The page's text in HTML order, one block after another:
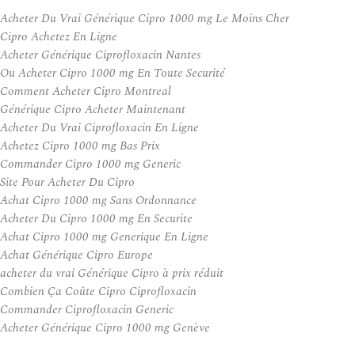
Acheter Du Vrai Générique Cipro 1000 mg Le Moins Cher
Cipro Achetez En Ligne
Acheter Générique Ciprofloxacin Nantes
Ou Acheter Cipro 1000 mg En Toute Securité
Comment Acheter Cipro Montreal
Générique Cipro Acheter Maintenant
Acheter Du Vrai Ciprofloxacin En Ligne
Achetez Cipro 1000 mg Bas Prix
Commander Cipro 1000 mg Generic
Site Pour Acheter Du Cipro
Achat Cipro 1000 mg Sans Ordonnance
Acheter Du Cipro 1000 mg En Securite
Achat Cipro 1000 mg Generique En Ligne
Achat Générique Cipro Europe
acheter du vrai Générique Cipro à prix réduit
Combien Ça Coûte Cipro Ciprofloxacin
Commander Ciprofloxacin Generic
Acheter Générique Cipro 1000 mg Genève